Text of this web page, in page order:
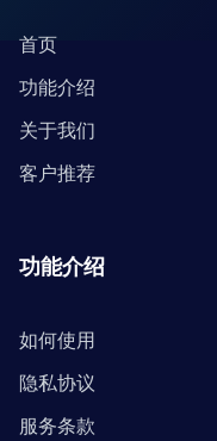
首页
功能介绍
关于我们
客户推荐
功能介绍
如何使用
隐私协议
服务条款